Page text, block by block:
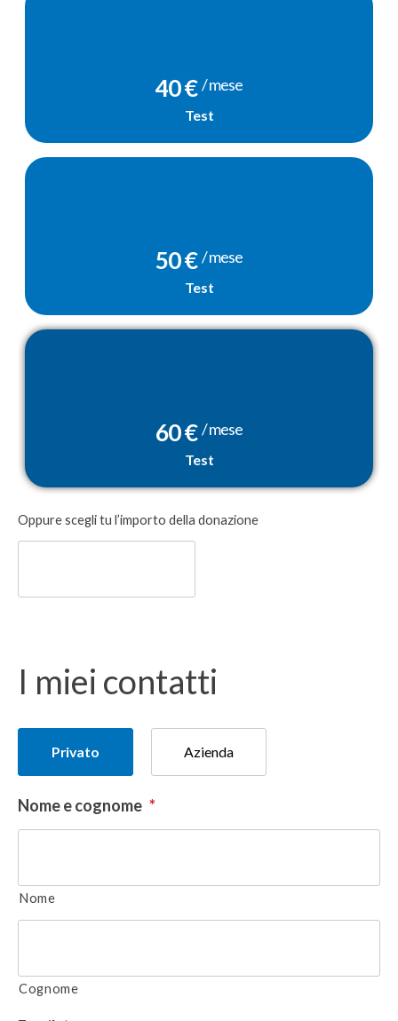
40 € / mese
Test
50 € / mese
Test
60 € / mese
Test
Donazione
libera
Oppure scegli tu l’importo della donazione
I miei contatti
donatore
Privato Azienda
Nome e cognome *
Nome
Cognome